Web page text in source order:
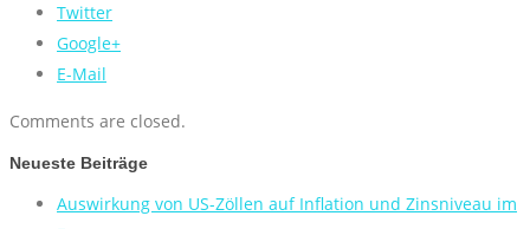
Twitter
Google+
E-Mail
Comments are closed.
Neueste Beiträge
Auswirkung von US-Zöllen auf Inflation und Zinsniveau im